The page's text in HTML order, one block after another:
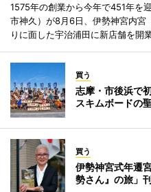
1575年の創業から今年で451年を
市神久）が8月6日、伊勢神宮内宮
りに面した宇治浦田に新店舗を開業
買う
志摩・市後浜で
スキムボードの
買う
伊勢神宮式年遷
勢さん』の旅」